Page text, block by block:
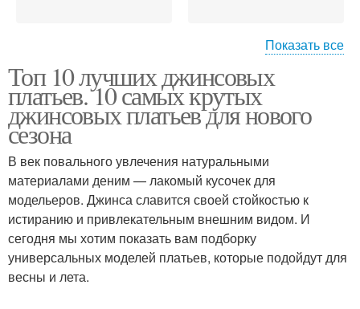
металлических
бретельках-цепочках
Платье с рюшами
Платье с верхом Джинсовое платье
Платье с эластичным
поясом
Платье с джинсовкой
Показать все
Топ 10 лучших джинсовых
платьев. 10 самых крутых
джинсовых платьев для нового
сезона
В век повального увлечения натуральными
материалами деним — лакомый кусочек для
модельеров. Джинса славится своей стойкостью к
истиранию и привлекательным внешним видом. И
сегодня мы хотим показать вам подборку
универсальных моделей платьев, которые подойдут для
весны и лета.